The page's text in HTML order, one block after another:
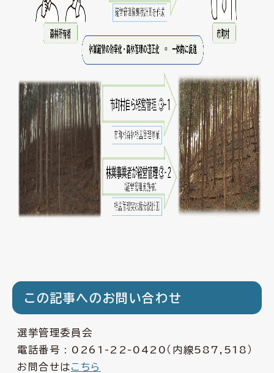
この記事へのお問い合わせ
選挙管理委員会
電話番号 : 0261-22-0420 （内線587,518）
お問合せはこちら